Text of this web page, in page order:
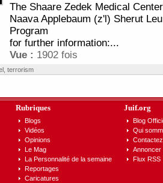
The Shaare Zedek Medical
Naava Applebaum (z'l) Sherut
Program
for further information:...
Vue : 1902 fois
, terrorism
Rubriques
Blogs
Vidéos
Opinions
Le Mag
La Personnalité de la semaine
Reportages
Caricatures
Juif.org
Blog
Qui
Annoncer
Flux RSS